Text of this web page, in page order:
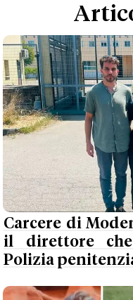
Carcere di
il direttore
Polizia